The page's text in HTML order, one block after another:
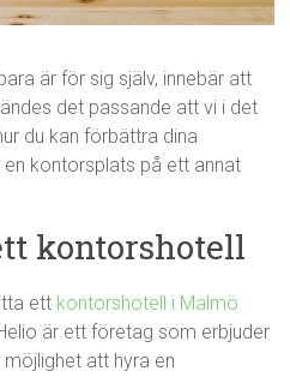
är för sig själv, innebär att
det passande att vi i det
du kan förbättra dina
kontorsplats på ett annat
kontorshotell
ett kontorshotell i Malmö
är ett företag som erbjuder
att hyra en